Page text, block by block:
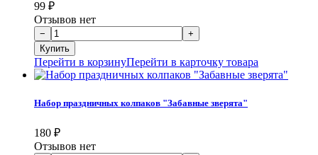
99 ₽
Отзывов нет
Перейти в корзинуПерейти в карточку товара
Набор праздничных колпаков "Забавные зверята"
180 ₽
Отзывов нет